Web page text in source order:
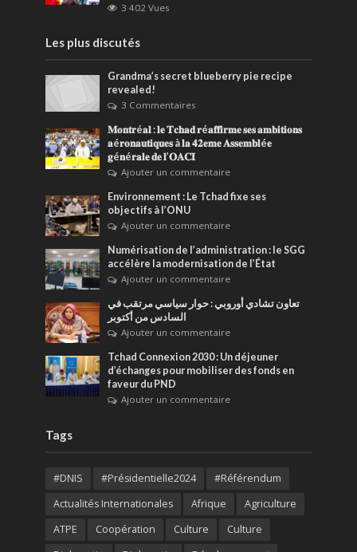
3 402 Vues
Les plus discutés
Grandma’s secret blueberry pie recipe
revealed!
3 Commentaires
𝐌𝐨𝐧𝐭𝐫é𝐚𝐥 : 𝐥𝐞 𝐓𝐜𝐡𝐚𝐝 𝐫é𝐚𝐟𝐟𝐢𝐫𝐦𝐞 𝐬𝐞𝐬 𝐚𝐦𝐛𝐢𝐭𝐢𝐨𝐧𝐬
𝐚é𝐫𝐨𝐧𝐚𝐮𝐭𝐢𝐪𝐮𝐞𝐬 à 𝐥𝐚 𝟒𝟐𝐞𝐦𝐞 𝐀𝐬𝐬𝐞𝐦𝐛𝐥é𝐞
𝐠é𝐧é𝐫𝐚𝐥𝐞 𝐝𝐞 𝐥’𝐎𝐀𝐂𝐈
Ajouter un commentaire
Environnement : Le Tchad fixe ses
objectifs à l’ONU
Ajouter un commentaire
Numérisation de l’administration : le SGG
accélère la modernisation de l’État
Ajouter un commentaire
تعاون تشادي أوروبي : حوار سياسي مرتقب في
السادس من أكتوبر
Ajouter un commentaire
Tchad Connexion 2030 : Un déjeuner
d’échanges pour mobiliser des fonds en
faveur du PND
Ajouter un commentaire
Tags
#DNIS #Présidentielle2024
#Référendum
Actualités Internationales
Afrique
Agriculture
ATPE
Coopération Culture
Culture